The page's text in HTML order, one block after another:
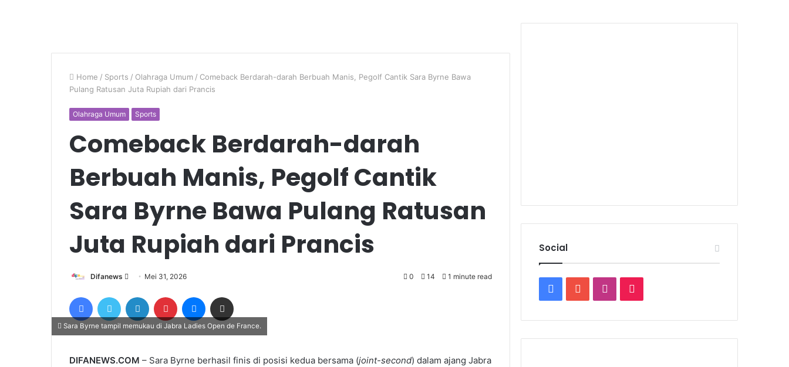
Home / Sports / Olahraga Umum / Comeback Berdarah-darah Berbuah Manis, Pegolf Cantik Sara Byrne Bawa
Pulang Ratusan Juta Rupiah dari Prancis
Olahraga Umum Sports
Comeback Berdarah-darah
Berbuah Manis, Pegolf Cantik
Sara Byrne Bawa Pulang Ratusan
Juta Rupiah dari Prancis
Difanews
Send
email
Mei 31, 2026 0 14 1 minute read
FacebookTwitter LinkedIn Pinterest Messenger
Sara Byrne tampil memukau di Jabra Ladies Open de France.
DIFANEWS.COM – Sara Byrne berhasil finis di posisi kedua bersama (joint-second) dalam ajang Jabra
Social
FacebookYouTubeInstagram